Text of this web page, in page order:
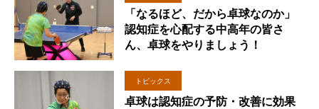
「なるほど、だから卓球なのか」
認知症を心配する中高年の皆さ
ん、卓球をやりましょう！
トピックス
卓球は認知症の予防・改善に効果